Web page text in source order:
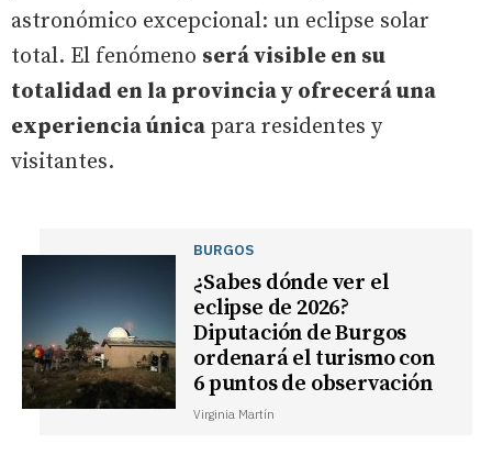
astronómico excepcional: un eclipse solar
total. El fenómeno será visible en su
totalidad en la provincia y ofrecerá una
experiencia única para residentes y
visitantes.
BURGOS
¿Sabes dónde ver el
eclipse de 2026?
Diputación de Burgos
ordenará el turismo con
6 puntos de observación
Virginia Martín